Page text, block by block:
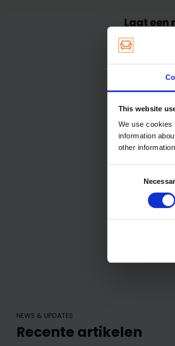
This website
We use cookies
information
other
Laat een
Naam
Opmerking*
NEWS & UPDATES
Recente artikelen